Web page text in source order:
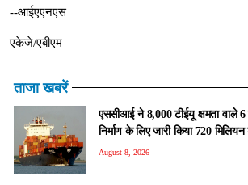
--आईएएनएस
एकेजे/एबीएम
ताजा खबरें
एससीआई ने 8,000 टीईयू क्षमता वाले
निर्माण के लिए जारी किया 720
August 8, 2026